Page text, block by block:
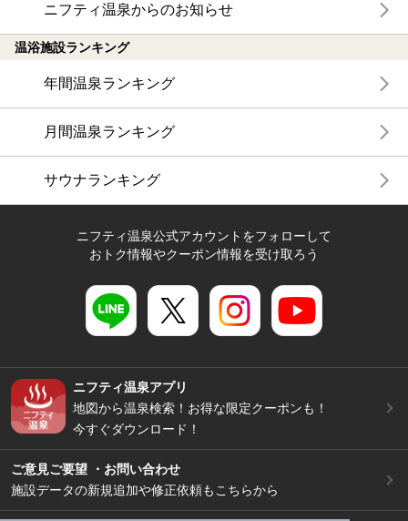
ニフティ温泉からのお知らせ
温浴施設ランキング
年間温泉ランキング
月間温泉ランキング
サウナランキング
ニフティ温泉公式アカウントをフォローして
おトク情報やクーポン情報を受け取ろう
ニフティ温泉アプリ
地図から温泉検索！お得な限定クーポンも！
今すぐダウンロード！
ご意見ご要望 ・お問い合わせ
施設データの新規追加や修正依頼もこちらから